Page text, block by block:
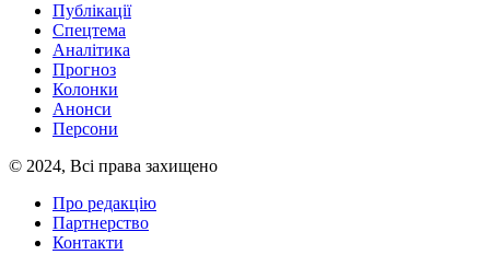
Публікації
Спецтема
Аналітика
Прогноз
Колонки
Анонси
Персони
© 2024, Всі права захищено
Про редакцію
Партнерство
Контакти